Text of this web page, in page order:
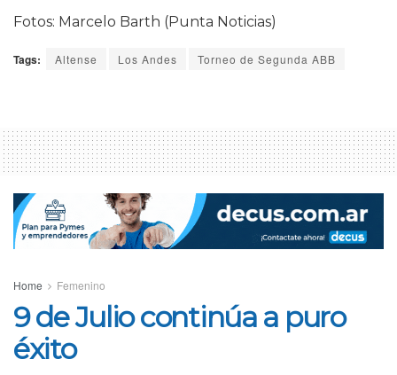
Fotos: Marcelo Barth (Punta Noticias)
Tags: Altense Los Andes Torneo de Segunda ABB
Home Femenino
9 de Julio continúa a puro
éxito